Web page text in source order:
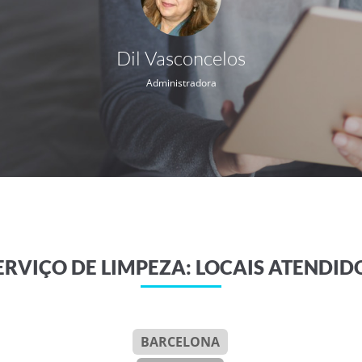
Dil Vasconcelos
Administradora
DE LIMPEZA: LOCAIS
BARCELONA